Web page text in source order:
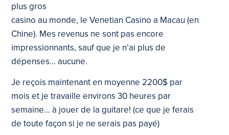
plus gros
casino au monde, le Venetian Casino a Macau (en
Chine). Mes revenus ne sont pas encore
impressionnants, sauf que je n’ai plus de
dépenses… aucune.
Je reçois maintenant en moyenne 2200$ par
mois et je travaille environs 30 heures par
semaine… à jouer de la guitare! (ce que je ferais
de toute façon si je ne serais pas payé)